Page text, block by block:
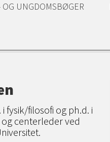
UNGDOMSBØGER
fysik/filosofi og ph.d. i
centerleder ved